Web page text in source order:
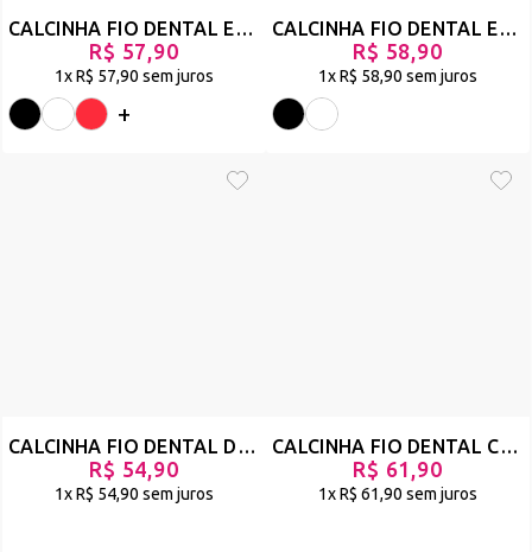
CALCINHA FIO DENTAL EM RENDA COM STRAPPY E REGULAGEM - GLAMOUR
R$ 57,90
1xR$ 57,90 sem juros
+
CALCINHA FIO DENTAL EM RENDA COM STRAPPY - DUPLA
R$ 58,90
1xR$ 58,90 sem juros
CALCINHA FIO DENTAL DE LUXO EM STRAPPY - TRANQUILA - PRETO - REF 1647
R$ 54,90
1xR$ 54,90 sem juros
CALCINHA FIO DENTAL COM TRANSPARÊNCIA E TIRAS - TININDO - VERMELHO - REF 1446
R$ 61,90
1xR$ 61,90 sem juros